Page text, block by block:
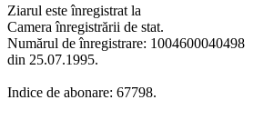
Ziarul este înregistrat la
Camera înregistrării de stat.
Numărul de înregistrare: 1004600040498
din 25.07.1995.
Indice de abonare: 67798.